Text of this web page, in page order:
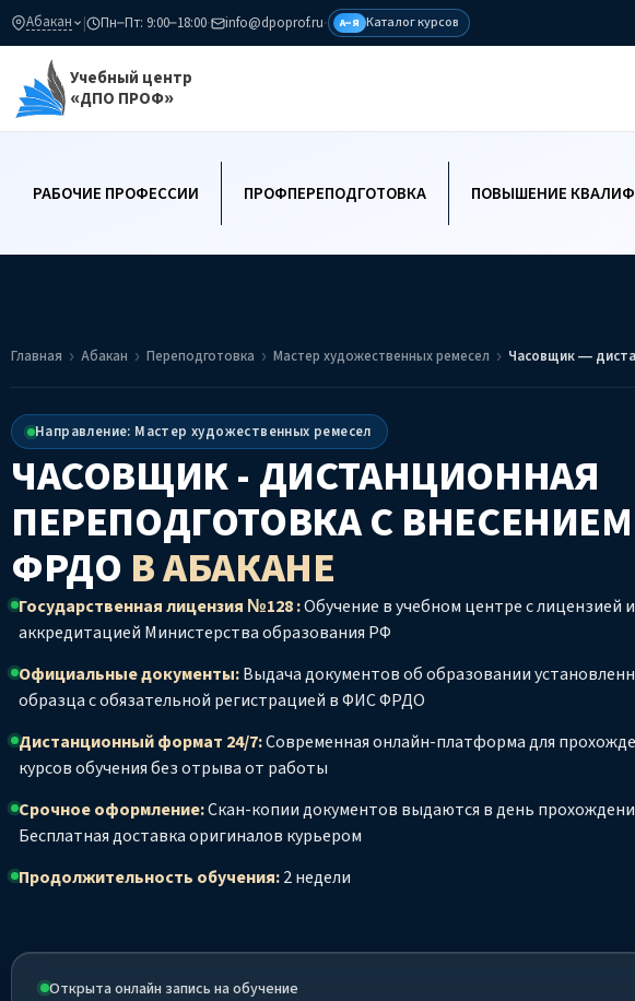
Абакан | Пн–Пт: 9:00–18:00· info@dpoprof.ru· А–Я Каталог курсов
Учебный центр
«ДПО ПРОФ»
РАБОЧИЕ ПРОФЕССИИ ПРОФПЕРЕПОДГОТОВКА ПОВЫШЕНИЕ
Главная Абакан Переподготовка Мастер художественных ремесел Часовщик —
Направление: Мастер художественных ремесел
ЧАСОВЩИК - ДИСТАНЦИОННАЯ
ПЕРЕПОДГОТОВКА С
ФРДО В АБАКАНЕ
Государственная лицензия №128 :Обучение в учебном центре с лицензией и
аккредитацией Министерства образования РФ
Официальные документы:Выдача документов об образовании
образца с обязательной регистрацией в ФИС ФРДО
Дистанционный формат 24/7:Современная онлайн-платформа для
курсов обучения без отрыва от работы
Срочное оформление:Скан-копии документов выдаются в день
Бесплатная доставка оригиналов курьером
Продолжительность обучения:2 недели
Открыта онлайн запись на обучение